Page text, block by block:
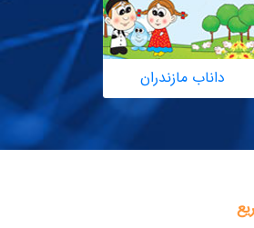
داناب مازندران